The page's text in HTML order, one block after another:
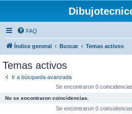
FAQ
Índice general Buscar Temas activos
Temas activos
Ir a búsqueda avanzada
Se encontraron 0
No se encontraron coincidencias.
Se encontraron 0